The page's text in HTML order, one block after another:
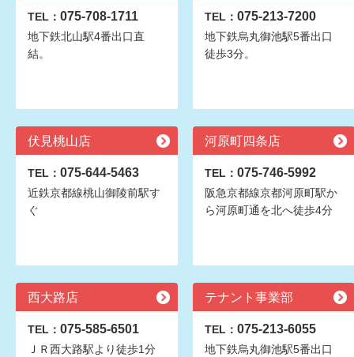
TEL： 075-708-1711
地下鉄北山駅4番出口直
結。
TEL： 075-213-7200
地下鉄烏丸御池駅5番出口
徒歩3分。
伏見桃山店
TEL： 075-644-5463
近鉄京都線桃山御陵前駅す
ぐ
河原町四条店
TEL： 075-746-5992
阪急京都線京都河原町駅か
ら河原町通を北へ徒歩4分
西大路店
TEL： 075-585-6501
ＪＲ西大路駅より徒歩1分
テナント事業部
TEL： 075-213-6055
地下鉄烏丸御池駅5番出口